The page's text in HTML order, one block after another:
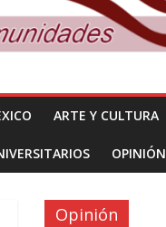
ARTE Y CULTURA
OPINIÓN
Opinión